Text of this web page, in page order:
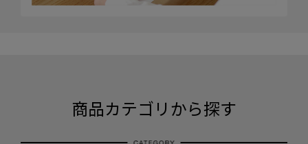
商品カテゴリから探す